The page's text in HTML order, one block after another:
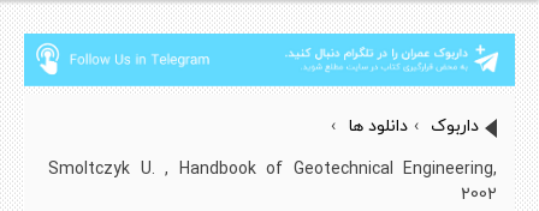
داربوک › دانلود ها ›
Smoltczyk U. , Handbook of Geotechnical Engineering,
2002